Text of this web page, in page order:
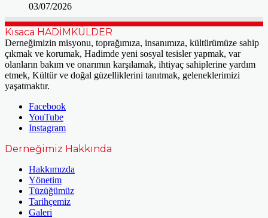
03/07/2026
Kısaca HADİMKÜLDER
Derneğimizin misyonu, toprağımıza, insanımıza, kültürümüze sahip
çıkmak ve korumak, Hadimde yeni sosyal tesisler yapmak, var
olanların bakım ve onarımın karşılamak, ihtiyaç sahiplerine yardım
etmek, Kültür ve doğal güzelliklerini tanıtmak, geleneklerimizi
yaşatmaktır.
Facebook
YouTube
Instagram
Derneğimiz Hakkında
Hakkımızda
Yönetim
Tüzüğümüz
Tarihçemiz
Galeri